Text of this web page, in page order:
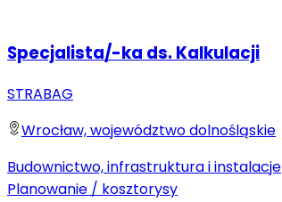
Specjalista/-ka ds. Kalkulacji
STRABAG
Wrocław, województwo dolnośląskie
Budownictwo, infrastruktura i instalacje
Planowanie / kosztorysy